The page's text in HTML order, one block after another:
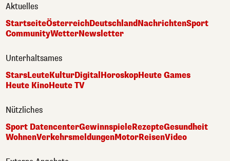
Aktuelles
StartseiteÖsterreichDeutschlandNachrichtenSport
CommunityWetterNewsletter
Unterhaltsames
StarsLeuteKulturDigitalHoroskopHeute Games
Heute KinoHeute TV
Nützliches
Sport DatencenterGewinnspieleRezepteGesundheit
WohnenVerkehrsmeldungenMotorReisenVideo